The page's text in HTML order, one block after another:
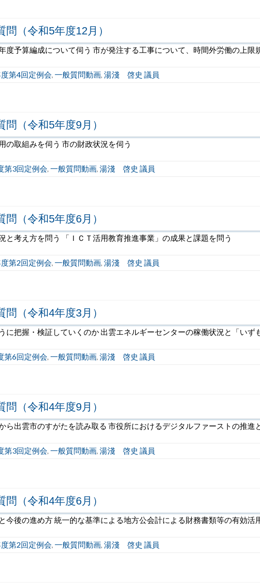
（令和5年度12月）
度予算編成について伺う 市が発注する工事について、時間外労働の上限
第4回定例会, 一般質問動画, 湯淺 啓史 議員
（令和5年度9月）
の取組みを伺う 市の財政状況を伺う
第3回定例会, 一般質問動画, 湯淺 啓史 議員
（令和5年度6月）
と考え方を問う 「ＩＣＴ活用教育推進事業」の成果と課題を問う
第2回定例会, 一般質問動画, 湯淺 啓史 議員
（令和4年度3月）
に把握・検証していくのか 出雲エネルギーセンターの稼働状況と「いず
第6回定例会, 一般質問動画, 湯淺 啓史 議員
（令和4年度9月）
ら出雲市のすがたを読み取る 市役所におけるデジタルファーストの推進
第3回定例会, 一般質問動画, 湯淺 啓史 議員
（令和4年度6月）
今後の進め方 統一的な基準による地方公会計による財務書類等の有効活
第2回定例会, 一般質問動画, 湯淺 啓史 議員